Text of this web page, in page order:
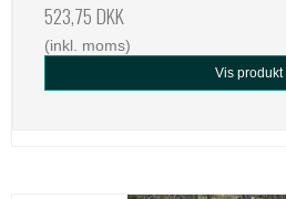
523,75 DKK
(inkl. moms)
Vis produkt